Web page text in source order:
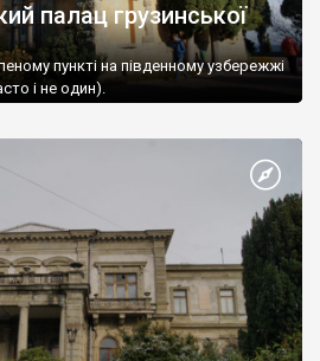
палац грузинської
пункті на південному узбережжі
і не один).